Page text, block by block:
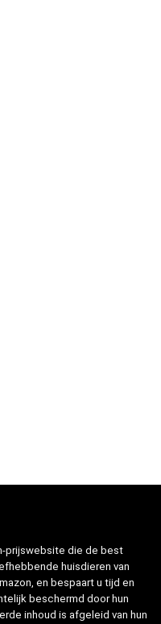
prijswebsite die de best
huisdieren van
en bespaart u tijd en
beschermd door hun
inhoud is afgeleid van hun